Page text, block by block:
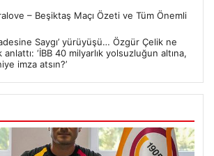
– Beşiktaş Maçı Özeti ve Tüm Önemli
Saygı’ yürüyüşü… Özgür Çelik ne
‘İBB 40 milyarlık yolsuzluğun altına,
imza atsın?’